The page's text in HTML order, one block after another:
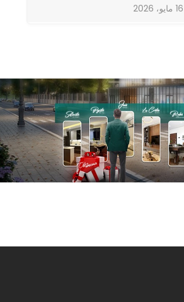
16 مايو، 2026